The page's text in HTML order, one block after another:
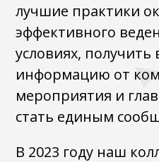
лучшие практики
эффективного
условиях,
информацию от
мероприятия и
стать единым
В 2023 году наш